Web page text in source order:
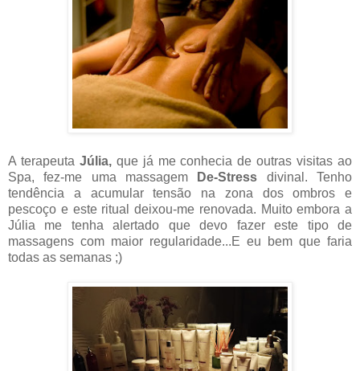
A terapeuta Júlia,que já me conhecia de outras visitas ao
Spa, fez-me uma massagem
De-Stress
divinal. Tenho
tendência a acumular tensão na zona dos ombros e
pescoço e este ritual deixou-me renovada. Muito embora a
Júlia me tenha alertado que devo fazer este tipo de
massagens com maior regularidade...E eu bem que faria
todas as semanas ;)